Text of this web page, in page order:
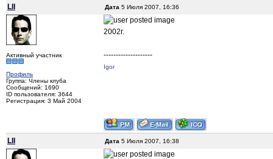
LII Дата 5 Июля 2007, 16:36
Активный участник
Профиль
Группа: Члены клуба
Сообщений: 1690
ID пользователя: 3644
Регистрация: 3 Май 2004
2002г.
--------------------
Igor
LII Дата 5 Июля 2007, 16:38